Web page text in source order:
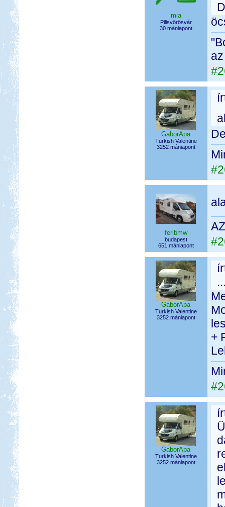
mia
Pilisvörösvár
30 mániapont
GaborApa
Turkish Valentine
3252 mániapont
feribmw
budapest
651 mániapont
GaborApa
Turkish Valentine
3252 mániapont
+
GaborApa
Turkish Valentine
3252 mániapont